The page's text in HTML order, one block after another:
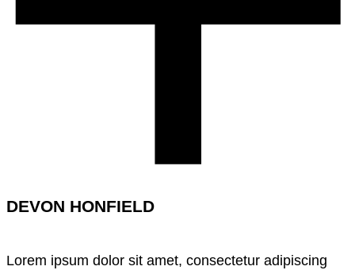
DEVON HONFIELD
Lorem ipsum dolor sit amet, consectetur adipiscing